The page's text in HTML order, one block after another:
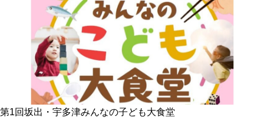
第1回坂出・宇多津みんなの子ども大食堂